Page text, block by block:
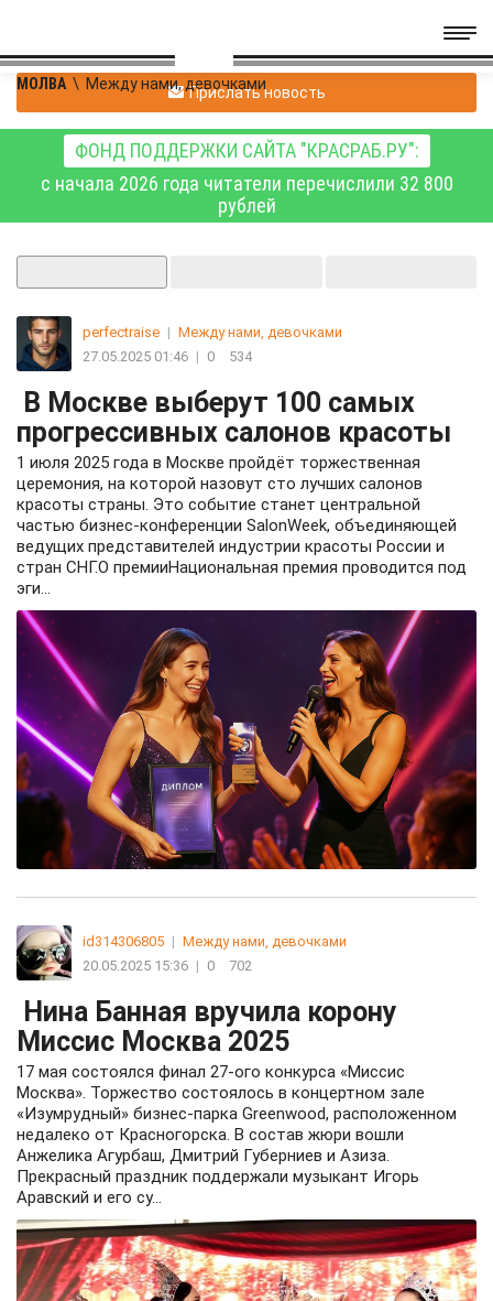
МОЛВА \ Между нами, девочками
Прислать новость
ФОНД ПОДДЕРЖКИ САЙТА "КРАСРАБ.РУ":
с начала 2026 года читатели перечислили 32 800
рублей
perfectraise | Между нами, девочками
27.05.2025 01:46 | 0 534
В Москве выберут 100 самых
прогрессивных салонов красоты
1 июля 2025 года в Москве пройдёт торжественная
церемония, на которой назовут сто лучших салонов
красоты страны. Это событие станет центральной
частью бизнес-конференции SalonWeek, объединяющей
ведущих представителей индустрии красоты России и
стран СНГ.О премииНациональная премия проводится под
эги...
id314306805 | Между нами, девочками
20.05.2025 15:36 | 0 702
Нина Банная вручила корону
Миссис Москва 2025
17 мая состоялся финал 27-ого конкурса «Миссис
Москва». Торжество состоялось в концертном зале
«Изумрудный» бизнес-парка Greenwood, расположенном
недалеко от Красногорска. В состав жюри вошли
Анжелика Агурбаш, Дмитрий Губерниев и Азиза.
Прекрасный праздник поддержали музыкант Игорь
Аравский и его су...